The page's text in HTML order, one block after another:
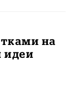
на
идеи